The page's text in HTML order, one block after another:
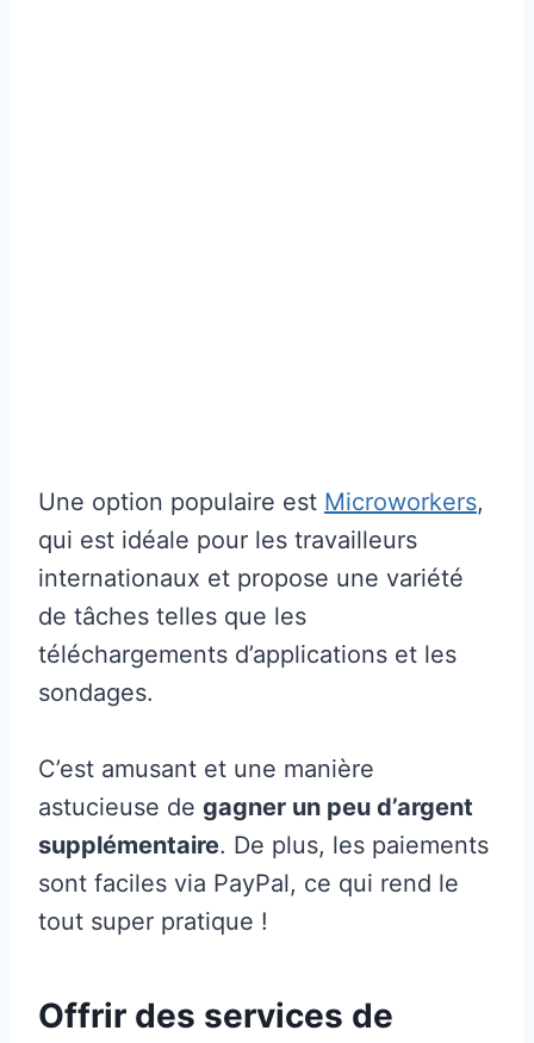
Une option populaire est Microworkers,
qui est idéale pour les travailleurs
internationaux et propose une variété
de tâches telles que les
téléchargements d’applications et les
sondages.
C’est amusant et une manière
astucieuse de gagner un peu d’argent
supplémentaire. De plus, les paiements
sont faciles via PayPal, ce qui rend le
tout super pratique !
Offrir des services de